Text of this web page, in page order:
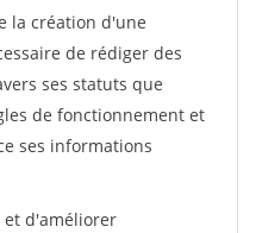
la création d'une
de rédiger des
ses statuts que
de fonctionnement et
ses informations
et d'améliorer